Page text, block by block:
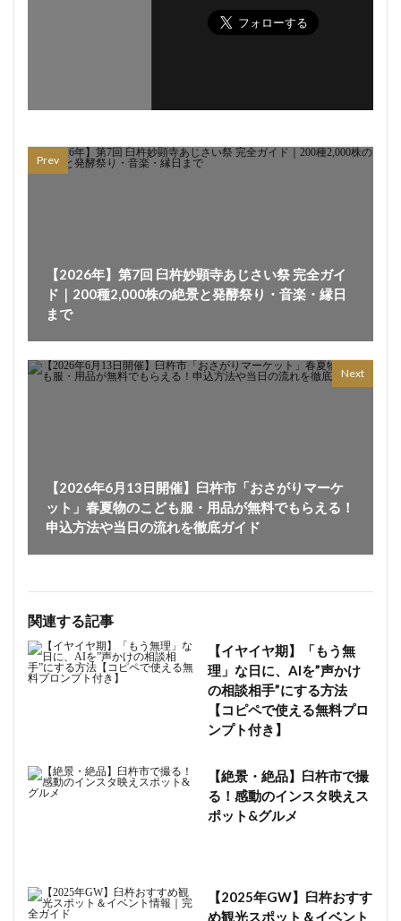
Prev
【2026年】第7回 臼杵妙顕寺あじさい祭 完全ガイ
ド｜200種2,000株の絶景と発酵祭り・音楽・縁日
まで
Next
【2026年6月13日開催】臼杵市「おさがりマーケ
ット」春夏物のこども服・用品が無料でもらえる！
申込方法や当日の流れを徹底ガイド
関連する記事
【イヤイヤ期】「もう無
理」な日に、AIを”声かけ
の相談相手”にする方法
【コピペで使える無料プロ
ンプト付き】
【絶景・絶品】臼杵市で撮
る！感動のインスタ映えス
ポット&グルメ
【2025年GW】臼杵おすす
め観光スポット＆イベント